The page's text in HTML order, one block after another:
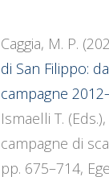
Caggia, M. P.
di San Filippo:
campagne
Ismaelli T.
campagne di
pp. 675–714,